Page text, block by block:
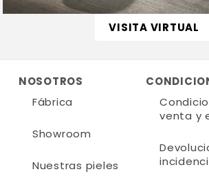
VISITA VIRTUAL
NOSOTROS
Fábrica
Showroom
Nuestras pieles
venta y